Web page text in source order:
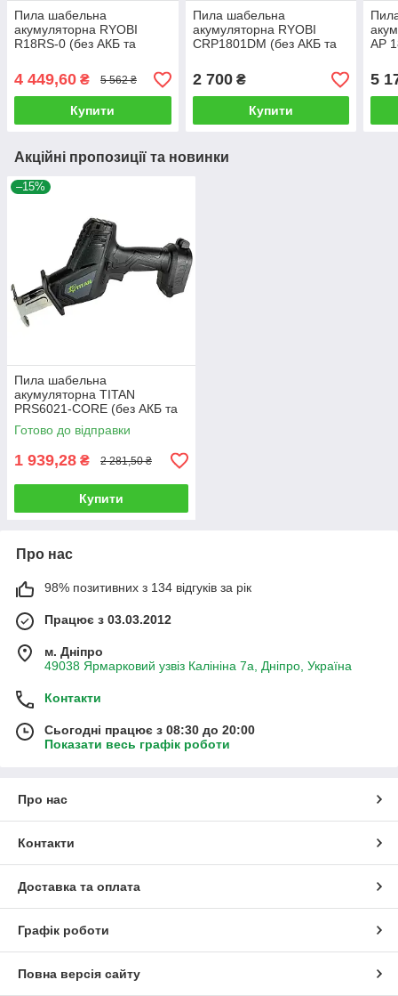
Пила шабельна
акумуляторна RYOBI
R18RS-0 (без АКБ та
4 449,60 ₴ 5 562 ₴
Купити
Пила шабельна
акумуляторна RYOBI
CRP1801DM (без АКБ та
2 700₴
Купити
AP
5
Акційні пропозиції та новинки
–15%
Пила шабельна
акумуляторна TITAN
PRS6021-CORE (без АКБ та
зарядного пристрою)
Готово до відправки
1 939,28 ₴ 2 281,50 ₴
Купити
Про нас
98% позитивних з 134 відгуків за рік
Працює з 03.03.2012
м. Дніпро
49038 Ярмарковий узвіз Калініна 7а, Дніпро, Україна
Контакти
Сьогодні працює з 08:30 до 20:00
Показати весь графік роботи
Про нас
Контакти
Доставка та оплата
Графік роботи
Повна версія сайту